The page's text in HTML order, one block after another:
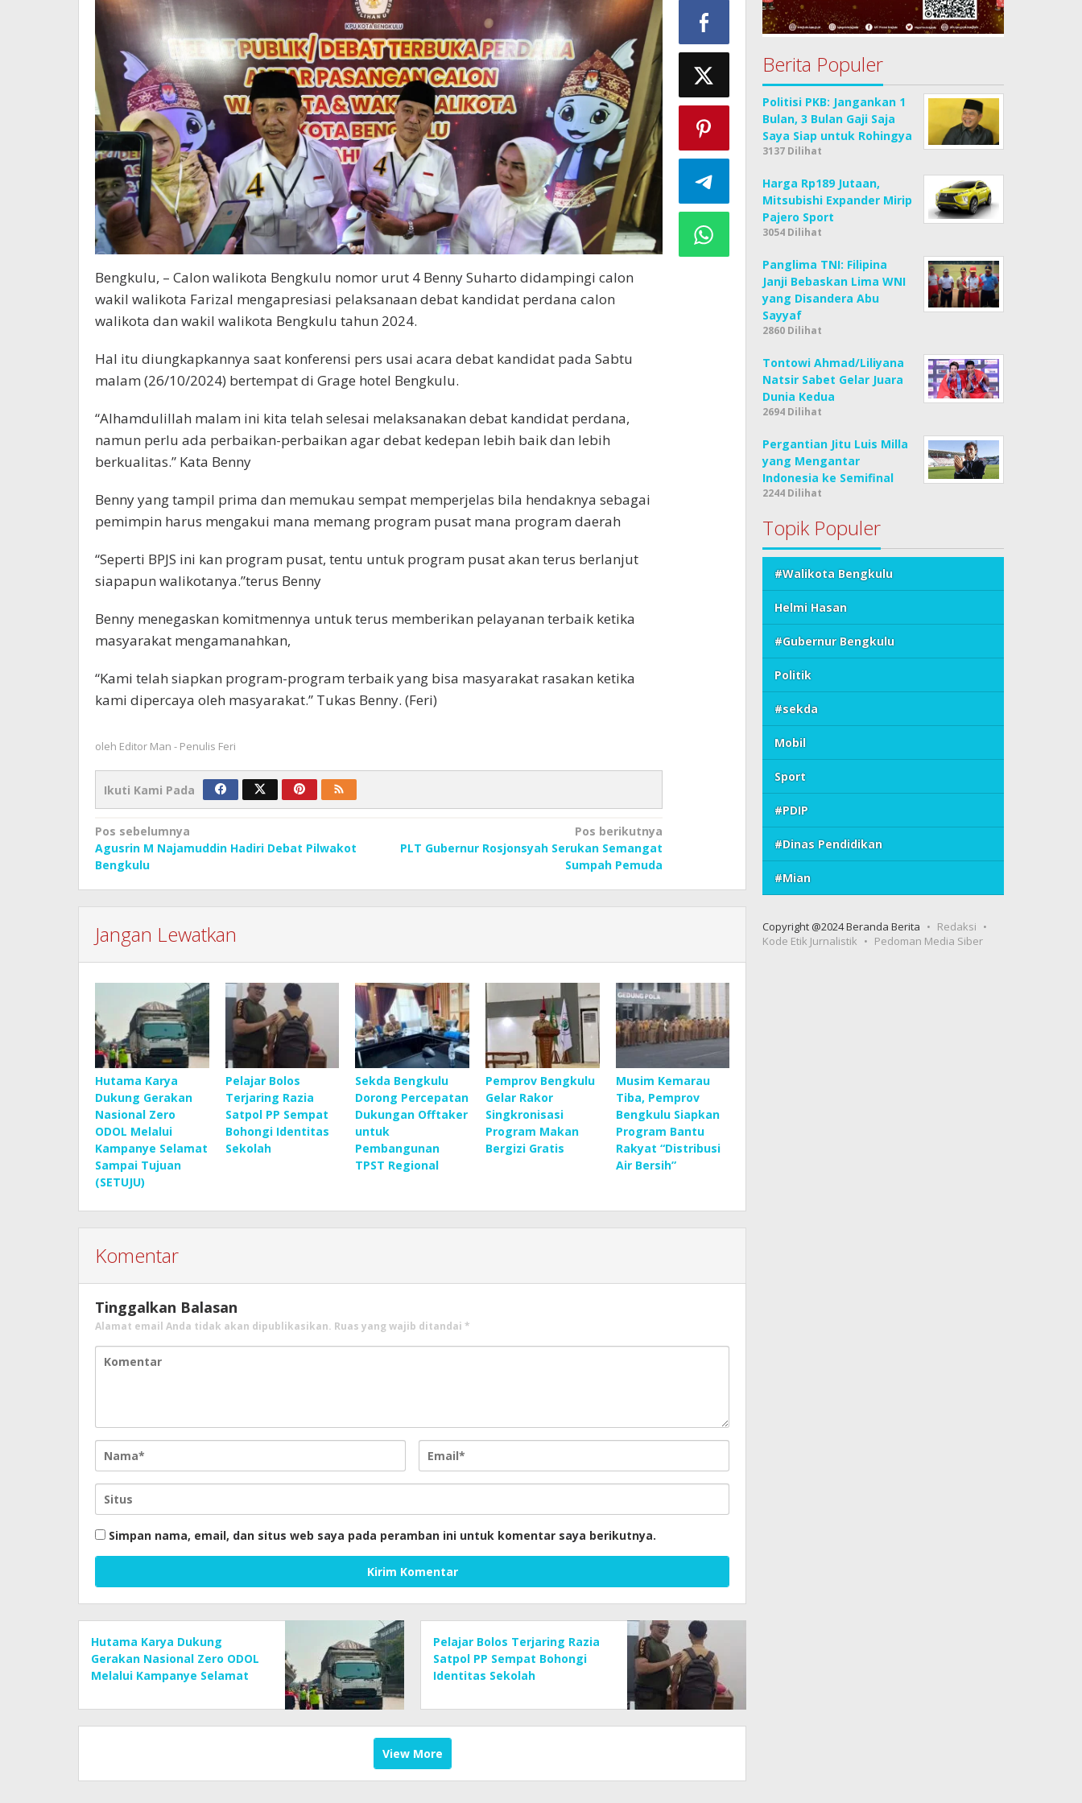
Penulis
Feri
Bengkulu, – Calon walikota Bengkulu nomor urut 4 Benny Suharto didampingi calon
wakil walikota Farizal mengapresiasi pelaksanaan debat kandidat perdana calon
walikota dan wakil walikota Bengkulu tahun 2024.
Hal itu diungkapkannya saat konferensi pers usai acara debat kandidat pada Sabtu
malam (26/10/2024) bertempat di Grage hotel Bengkulu.
“Alhamdulillah malam ini kita telah selesai melaksanakan debat kandidat perdana,
namun perlu ada perbaikan-perbaikan agar debat kedepan lebih baik dan lebih
berkualitas.” Kata Benny
Benny yang tampil prima dan memukau sempat memperjelas bila hendaknya sebagai
pemimpin harus mengakui mana memang program pusat mana program daerah
“Seperti BPJS ini kan program pusat, tentu untuk program pusat akan terus berlanjut
siapapun walikotanya.”terus Benny
Benny menegaskan komitmennya untuk terus memberikan pelayanan terbaik ketika
masyarakat mengamanahkan,
“Kami telah siapkan program-program terbaik yang bisa masyarakat rasakan ketika
kami dipercaya oleh masyarakat.” Tukas Benny. (Feri)
oleh Editor Man - Penulis Feri
Ikuti Kami Pada
Navigasi
pos
Pos sebelumnya
Agusrin M Najamuddin Hadiri Debat Pilwakot
Bengkulu
Pos berikutnya
PLT Gubernur Rosjonsyah Serukan Semangat
Sumpah Pemuda
Jangan Lewatkan
Hutama Karya
Dukung Gerakan
Nasional Zero
ODOL Melalui
Kampanye Selamat
Sampai Tujuan
(SETUJU)
Pelajar Bolos
Terjaring Razia
Satpol PP Sempat
Bohongi Identitas
Sekolah
Sekda Bengkulu
Dorong Percepatan
Dukungan Offtaker
untuk
Pembangunan
TPST Regional
Pemprov Bengkulu
Gelar Rakor
Singkronisasi
Program Makan
Bergizi Gratis
Musim Kemarau
Tiba, Pemprov
Bengkulu Siapkan
Program Bantu
Rakyat “Distribusi
Air Bersih”
Komentar
Tinggalkan Balasan
Alamat email Anda tidak akan dipublikasikan. Ruas yang wajib ditandai *
Simpan nama, email, dan situs web saya pada peramban ini untuk komentar saya berikutnya.
Hutama Karya Dukung
Gerakan Nasional Zero ODOL
Melalui Kampanye Selamat
Pelajar Bolos Terjaring Razia
Satpol PP Sempat Bohongi
Identitas Sekolah
View More
Berita Populer
Politisi PKB: Jangankan 1
Bulan, 3 Bulan Gaji Saja
Saya Siap untuk Rohingya
3137 Dilihat
Harga Rp189 Jutaan,
Mitsubishi Expander Mirip
Pajero Sport
3054 Dilihat
Panglima TNI: Filipina
Janji Bebaskan Lima WNI
yang Disandera Abu
Sayyaf
2860 Dilihat
Tontowi Ahmad/Liliyana
Natsir Sabet Gelar Juara
Dunia Kedua
2694 Dilihat
Pergantian Jitu Luis Milla
yang Mengantar
Indonesia ke Semifinal
2244 Dilihat
Topik Populer
#Walikota Bengkulu
Helmi Hasan
#Gubernur Bengkulu
Politik
#sekda
Mobil
Sport
#PDIP
#Dinas Pendidikan
#Mian
Copyright @2024 Beranda Berita
Redaksi
Kode Etik Jurnalistik
Pedoman Media Siber